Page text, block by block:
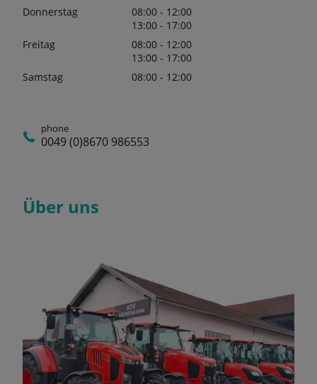
Donnerstag
08:00 - 12:00
13:00 - 17:00
Freitag
08:00 - 12:00
13:00 - 17:00
Samstag
08:00 - 12:00
phone
0049 (0)8670 986553
Über uns